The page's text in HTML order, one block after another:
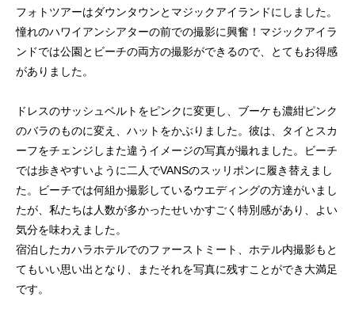
フォトツアーはダウンタウンとマジックアイランドにしました。
憧れのハワイアンシアターの前での撮影に興奮！マジックアイラ
ンドでは公園とビーチの両方の撮影ができるので、とてもお得感
がありました。
ドレスのサッシュベルトをピンクに変更し、ブーケも濃紺ピンク
のバラのものに変え、ハットをかぶりました。彼は、タイとスカ
ーフをチェンジしまた違うイメージの写真が撮れました。ビーチ
では歩きやすいように二人でVANSのスッリポンに履き替えまし
た。ビーチでは何組か撮影しているウエディングの方達がいまし
たが、私たちは人数が多かったせいかすごく特別感があり、よい
気分を味わえました。
宿泊したカハラホテルでのファーストミート、ホテル内撮影もと
てもいい思い出となり、またそれを写真に残すことができ大満足
です。